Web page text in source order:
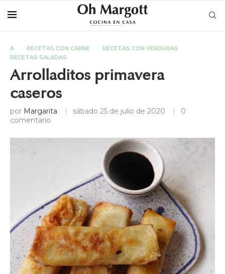
A RECETAS CON CARNE
RECETAS CON VERDURAS
RECETAS SALADAS
Arrolladitos primavera
caseros
por Margarita sábado 25 de julio de 2020
0
comentario